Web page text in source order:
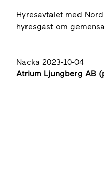
Hyresavtalet med
hyresgäst om
Nacka 2023-10-04
Atrium Ljungberg AB